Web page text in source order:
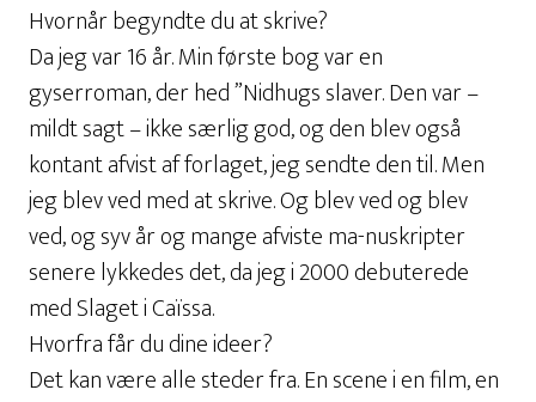
Hvornår begyndte du at skrive?
Da jeg var 16 år. Min første bog var en
gyserroman, der hed ”Nidhugs slaver. Den var –
mildt sagt – ikke særlig god, og den blev også
kontant afvist af forlaget, jeg sendte den til. Men
jeg blev ved med at skrive. Og blev ved og blev
ved, og syv år og mange afviste ma-nuskripter
senere lykkedes det, da jeg i 2000 debuterede
med Slaget i Caïssa.
Hvorfra får du dine ideer?
Det kan være alle steder fra. En scene i en film, en